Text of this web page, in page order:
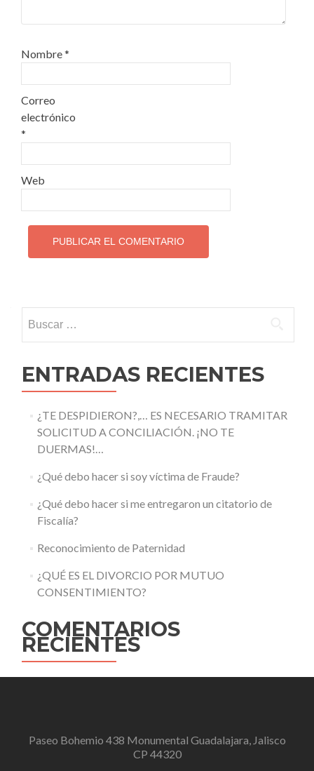
Nombre*
Correo
electrónico
*
Web
ENTRADAS RECIENTES
¿TE DESPIDIERON?,… ES NECESARIO TRAMITAR
SOLICITUD A CONCILIACIÓN. ¡NO TE
DUERMAS!…
¿Qué debo hacer si soy víctima de Fraude?
¿Qué debo hacer si me entregaron un citatorio de
Fiscalía?
Reconocimiento de Paternidad
¿QUÉ ES EL DIVORCIO POR MUTUO
CONSENTIMIENTO?
COMENTARIOS
RECIENTES
Paseo Bohemio 438 Monumental Guadalajara, Jalisco
CP 44320